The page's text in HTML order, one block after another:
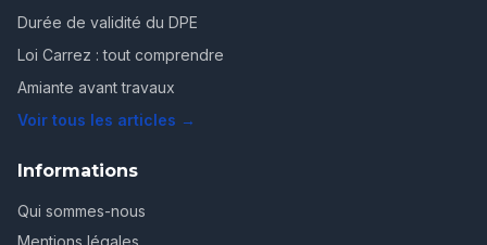
Durée de validité du DPE
Loi Carrez : tout comprendre
Amiante avant travaux
Voir tous les articles →
Informations
Qui sommes-nous
Mentions légales